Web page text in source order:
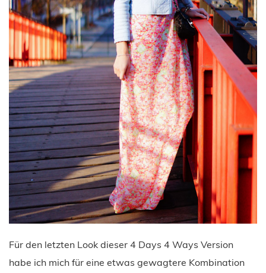
Für den letzten Look dieser 4 Days 4 Ways Version
habe ich mich für eine etwas gewagtere Kombination